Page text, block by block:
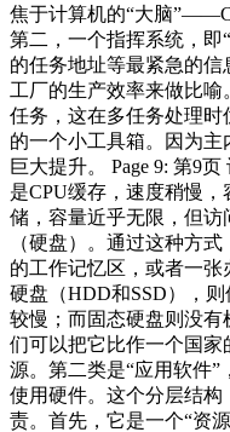
焦于计算机的“大脑
第二，一个指挥系统，即
的任务地址等最紧急的信
工厂的生产效率来做比
任务，这在多任务处理时
的一个小工具箱。因为
巨大提升。 Page 9: 第9
是CPU缓存，速度稍慢
储，容量近乎无限，但
（硬盘）。通过这种方
的工作记忆区，或者一
硬盘（HDD和SSD），
较慢；而固态硬盘则没
们可以把它比作一个国家
源。第二类是“应用软件
使用硬件。这个分层结构
责。首先，它是一个“资